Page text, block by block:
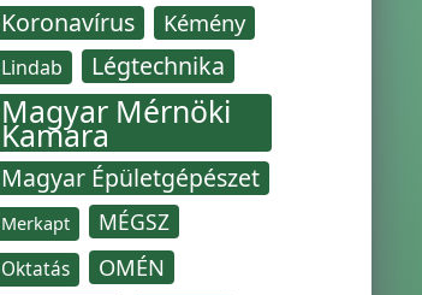
Koronavírus Kémény
Lindab Légtechnika
Magyar Mérnöki
Kamara
Magyar Épületgépészet
Merkapt MÉGSZ
Oktatás OMÉN